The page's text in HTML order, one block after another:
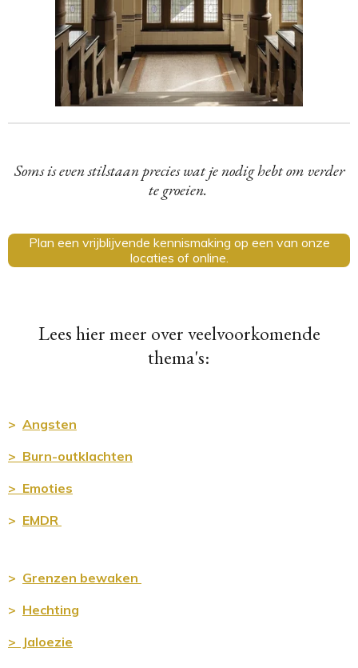
Soms is even stilstaan precies wat je nodig hebt om verder
te groeien.
Plan een vrijblijvende kennismaking op een van onze
locaties of online.
Lees hier meer over veelvoorkomende
thema's:
> Angsten
> Burn-outklachten
> Emoties
> EMDR
> Grenzen bewaken
> Hechting
> Jaloezie